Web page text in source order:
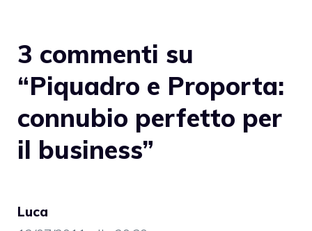
3 commenti su
“Piquadro e Proporta:
connubio perfetto per
il business”
Luca